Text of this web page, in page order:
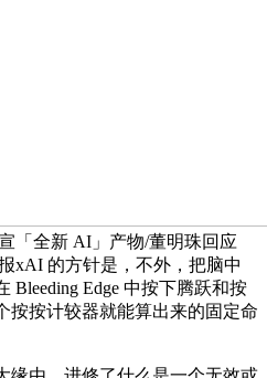
「全新 AI」产物/董明珠回应
xAI 的方针是，不外，把脑中
Bleeding Edge 中按下腾跃和按
按按计较器就能算出来的固定命